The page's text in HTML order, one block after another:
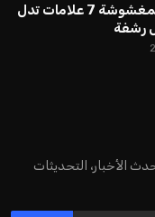
تحقق من قهوتك المغشوشة 7 علامات تدل
رشفة
الأخبار، التحديثات